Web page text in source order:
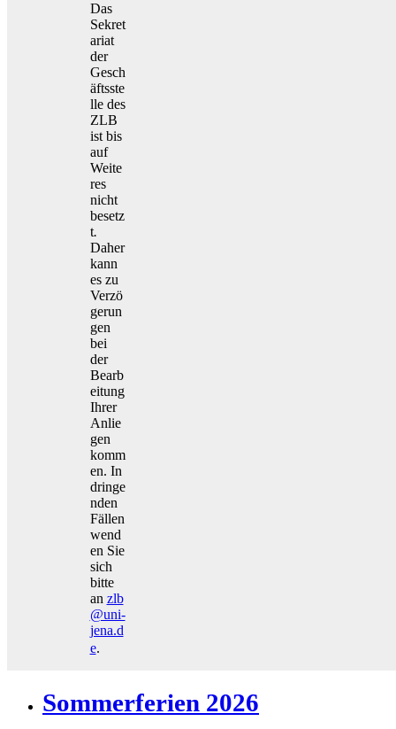
Das
Sekret
ariat
der
Gesch
äftsste
lle des
ZLB
ist bis
auf
Weite
res
nicht
besetz
t.
Daher
kann
es zu
Verzö
gerun
gen
bei
der
Bearb
eitung
Ihrer
Anlie
gen
komm
en. In
dringe
nden
Fällen
wend
en Sie
sich
bitte
an zlb
@uni-
jena.d
e.
Sommerferien 2026